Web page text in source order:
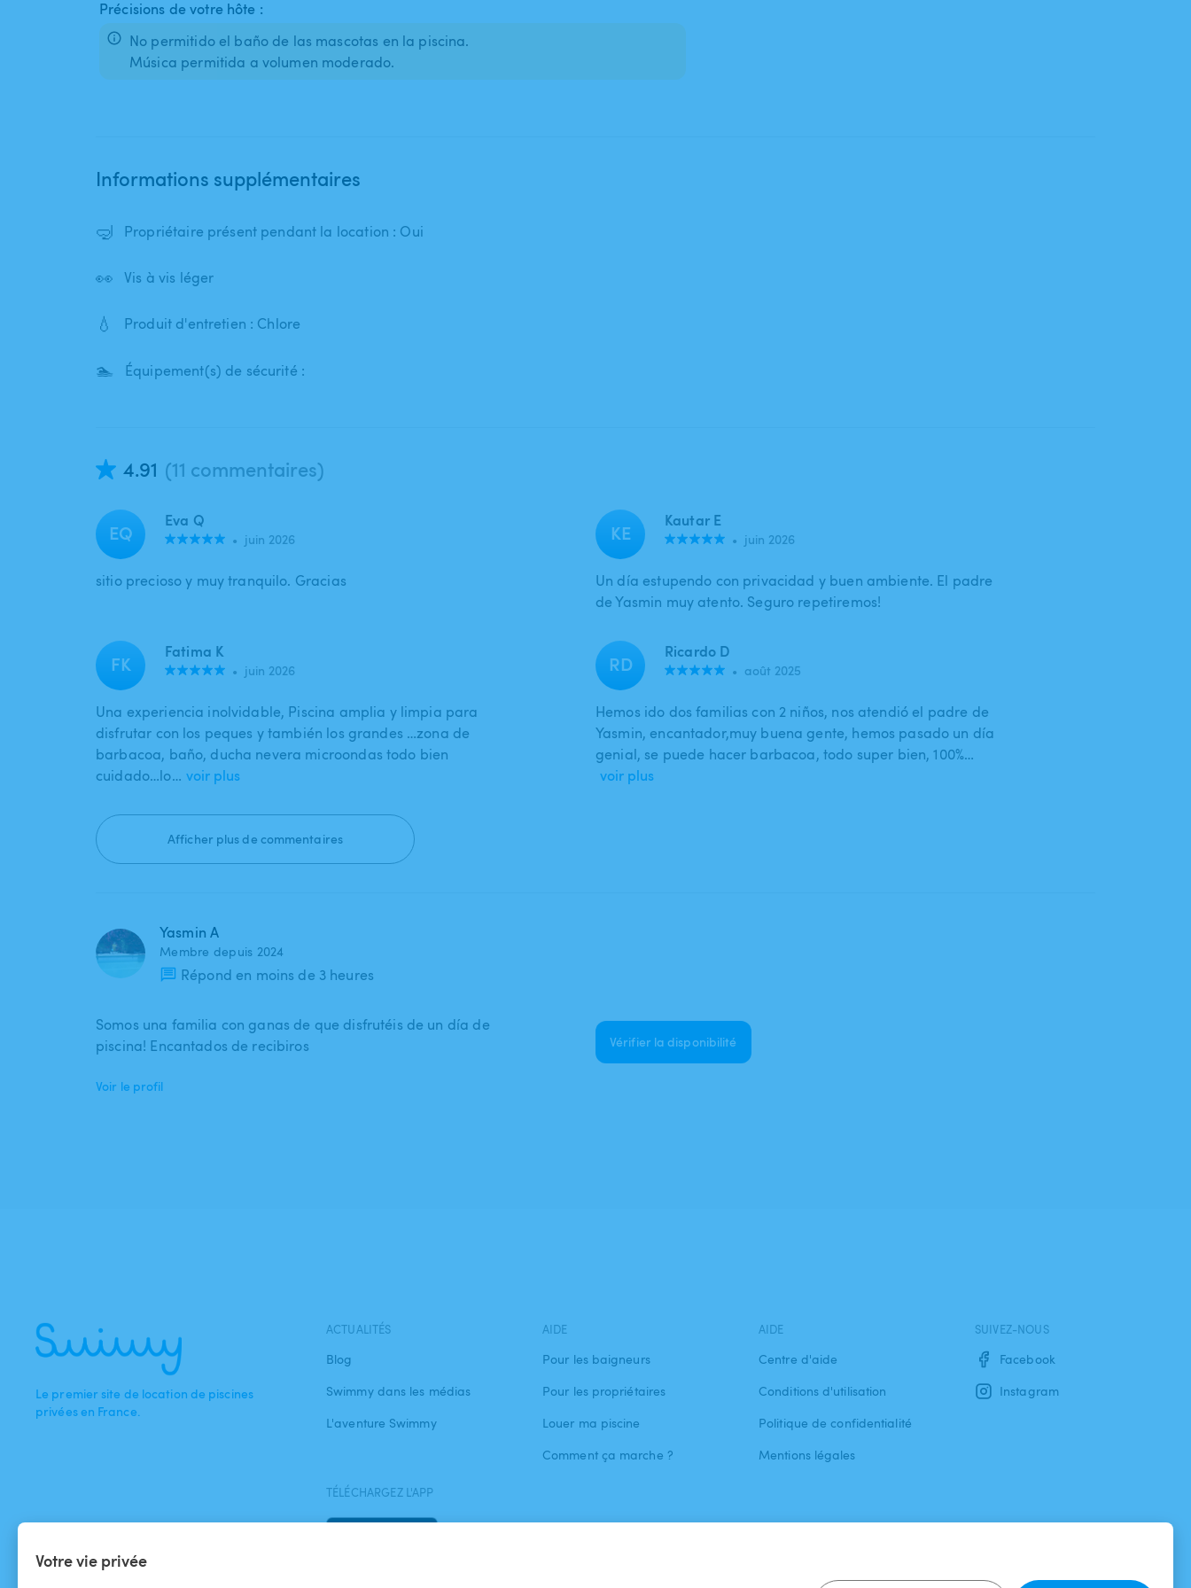
Votre vie privée
Précisions de votre hôte :
No permitido el baño de las mascotas en la piscina.
Música permitida a volumen moderado.
Informations supplémentaires
🤿 Propriétaire présent pendant la location : Oui
👀 Vis à vis léger
💧 Produit d'entretien : Chlore
🏊 Équipement(s) de sécurité :
4.91 (11 commentaires)
EQ Eva Q
• juin 2026
sitio precioso y muy tranquilo. Gracias
KE Kautar E
• juin 2026
Un día estupendo con privacidad y buen ambiente. El padre
de Yasmin muy atento. Seguro repetiremos!
FK Fatima K
• juin 2026
Una experiencia inolvidable, Piscina amplia y limpia para
disfrutar con los peques y también los grandes …zona de
barbacoa, baño, ducha nevera microondas todo bien
cuidado…lo… voir plus
RD Ricardo D
• août 2025
Hemos ido dos familias con 2 niños, nos atendió el padre de
Yasmin, encantador,muy buena gente, hemos pasado un día
genial, se puede hacer barbacoa, todo super bien, 100%…
voir plus
Afficher plus de commentaires
Yasmin A
Membre depuis 2024
Répond en moins de 3 heures
Somos una familia con ganas de que disfrutéis de un día de
piscina! Encantados de recibiros
Voir le profil
Vérifier la disponibilité
Le premier site de location de piscines
privées en France.
ACTUALITÉS
Blog
Swimmy dans les médias
L'aventure Swimmy
AIDE
Pour les baigneurs
Pour les propriétaires
Louer ma piscine
Comment ça marche ?
AIDE
Centre d'aide
Conditions d'utilisation
Politique de confidentialité
Mentions légales
SUIVEZ-NOUS
Facebook
Instagram
TÉLÉCHARGEZ L'APP